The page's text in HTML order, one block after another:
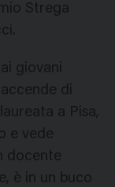
Strega
giovani
di
a Pisa,
e vede
docente
è in un buco